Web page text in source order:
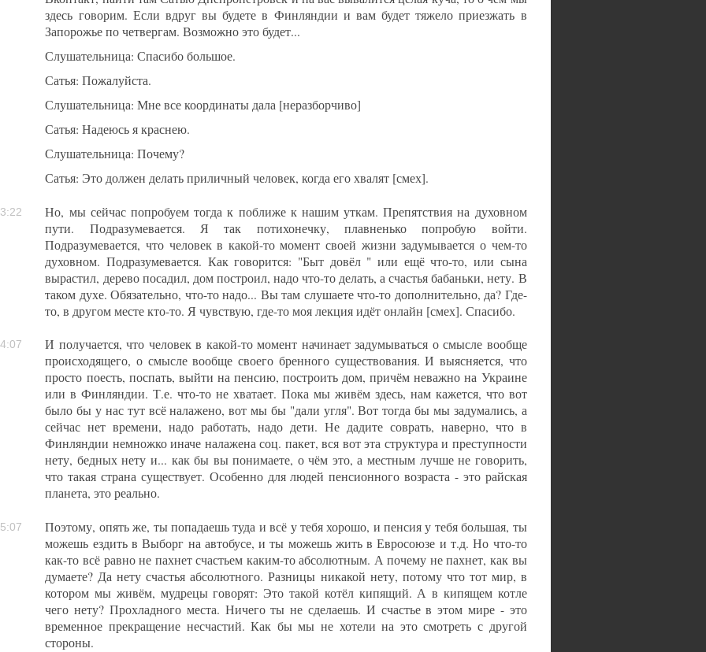
здесь говорим. Если вдруг вы будете в Финляндии и вам будет тяжело приезжать в
Запорожье по четвергам. Возможно это будет...
Слушательница: Спасибо большое.
Сатья: Пожалуйста.
Слушательница: Мне все координаты дала [неразборчиво]
Сатья: Надеюсь я краснею.
Слушательница: Почему?
Сатья: Это должен делать приличный человек, когда его хвалят [смех].
Но, мы сейчас попробуем тогда к поближе к нашим уткам. Препятствия на духовном
пути. Подразумевается. Я так потихонечку, плавненько попробую войти.
Подразумевается, что человек в какой-то момент своей жизни задумывается о чем-то
духовном. Подразумевается. Как говорится: "Быт довёл " или ещё что-то, или сына
вырастил, дерево посадил, дом построил, надо что-то делать, а счастья бабаньки, нету. В
таком духе. Обязательно, что-то надо... Вы там слушаете что-то дополнительно, да? Где-
то, в другом месте кто-то. Я чувствую, где-то моя лекция идёт онлайн [смех]. Спасибо.
И получается, что человек в какой-то момент начинает задумываться о смысле вообще
происходящего, о смысле вообще своего бренного существования. И выясняется, что
просто поесть, поспать, выйти на пенсию, построить дом, причём неважно на Украине
или в Финляндии. Т.е. что-то не хватает. Пока мы живём здесь, нам кажется, что вот
было бы у нас тут всё налажено, вот мы бы "дали угля". Вот тогда бы мы задумались, а
сейчас нет времени, надо работать, надо дети. Не дадите соврать, наверно, что в
Финляндии немножко иначе налажена соц. пакет, вся вот эта структура и преступности
нету, бедных нету и... как бы вы понимаете, о чём это, а местным лучше не говорить,
что такая страна существует. Особенно для людей пенсионного возраста - это райская
планета, это реально.
Поэтому, опять же, ты попадаешь туда и всё у тебя хорошо, и пенсия у тебя большая, ты
можешь ездить в Выборг на автобусе, и ты можешь жить в Евросоюзе и т.д. Но что-то
как-то всё равно не пахнет счастьем каким-то абсолютным. А почему не пахнет, как вы
думаете? Да нету счастья абсолютного. Разницы никакой нету, потому что тот мир, в
котором мы живём, мудрецы говорят: Это такой котёл кипящий. А в кипящем котле
чего нету? Прохладного места. Ничего ты не сделаешь. И счастье в этом мире - это
временное прекращение несчастий. Как бы мы не хотели на это смотреть с другой
стороны.